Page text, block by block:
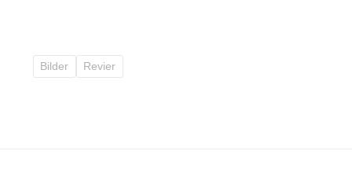
Bilder Revier